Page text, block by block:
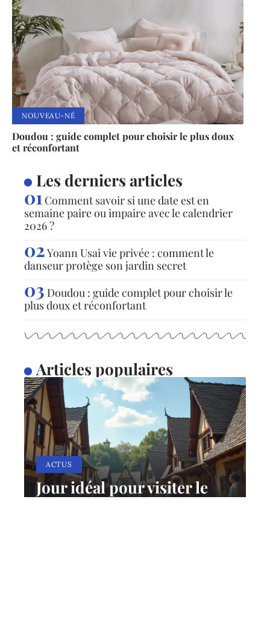
NOUVEAU-NÉ
Doudou : guide complet pour choisir le plus doux
et réconfortant
Les derniers articles
Comment savoir si une date est en
semaine paire ou impaire avec le calendrier
2026 ?
Yoann Usai vie privée : comment le
danseur protège son jardin secret
Doudou : guide complet pour choisir le
plus doux et réconfortant
Articles populaires
ACTUS
Jour idéal pour visiter le
Puy du Fou : conseils et